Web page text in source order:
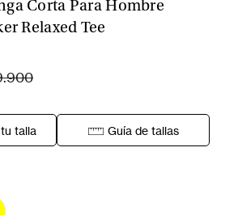
Corta Para Hombre
Relaxed Tee
talla Guía de tallas